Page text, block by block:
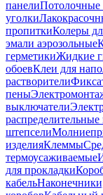
панели
уголки
пропиткиКолеры
эмали аэрозольные
герметикиЖидкие
обоевКлеи для
растворители
пены
выключатели
штепсели
изделияКлеммы
термоусаживаемые
для прокладки
кабель